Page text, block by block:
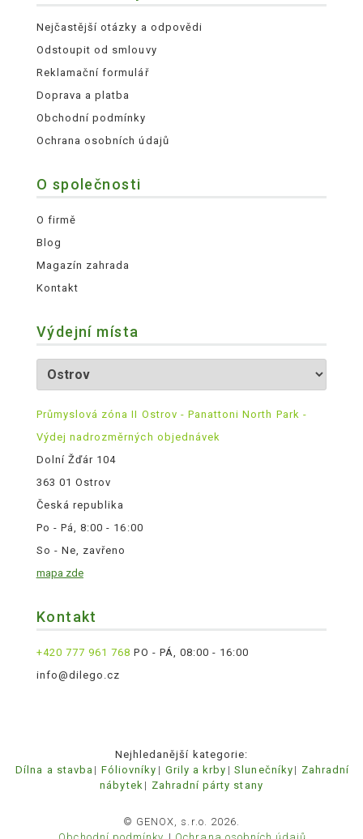
Nejčastější otázky a odpovědi
Odstoupit od smlouvy
Reklamační formulář
Doprava a platba
Obchodní podmínky
Ochrana osobních údajů
O společnosti
O firmě
Blog
Magazín zahrada
Kontakt
Výdejní místa
Průmyslová zóna II Ostrov - Panattoni North Park -
Výdej nadrozměrných objednávek
Dolní Žďár 104
363 01 Ostrov
Česká republika
Po - Pá, 8:00 - 16:00
So - Ne, zavřeno
mapa zde
Kontakt
+420 777 961 768 PO - PÁ, 08:00 - 16:00
info@dilego.cz
Nejhledanější kategorie:
Dílna a stavba
Fóliovníky Grily a krby Slunečníky
Zahradní
nábytek
Zahradní párty stany
© GENOX, s.r.o. 2026.